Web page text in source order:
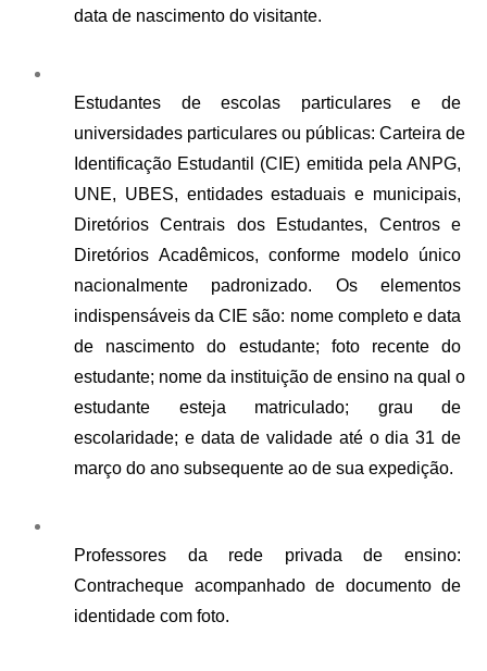
data de nascimento do visitante.
Estudantes de escolas particulares e de
universidades particulares ou públicas: Carteira de
Identificação Estudantil (CIE) emitida pela ANPG,
UNE, UBES, entidades estaduais e municipais,
Diretórios Centrais dos Estudantes, Centros e
Diretórios Acadêmicos, conforme modelo único
nacionalmente padronizado. Os elementos
indispensáveis da CIE são: nome completo e data
de nascimento do estudante; foto recente do
estudante; nome da instituição de ensino na qual o
estudante esteja matriculado; grau de
escolaridade; e data de validade até o dia 31 de
março do ano subsequente ao de sua expedição.
Professores da rede privada de ensino:
Contracheque acompanhado de documento de
identidade com foto.